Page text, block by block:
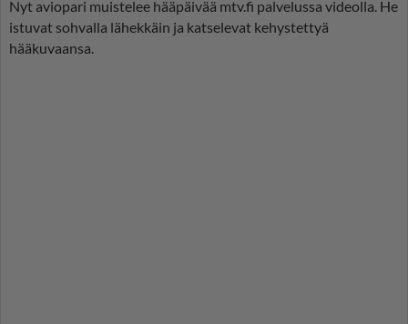
Nyt aviopari muistelee hääpäivää mtv.fi palvelussa videolla. He
istuvat sohvalla lähekkäin ja katselevat kehystettyä
hääkuvaansa.